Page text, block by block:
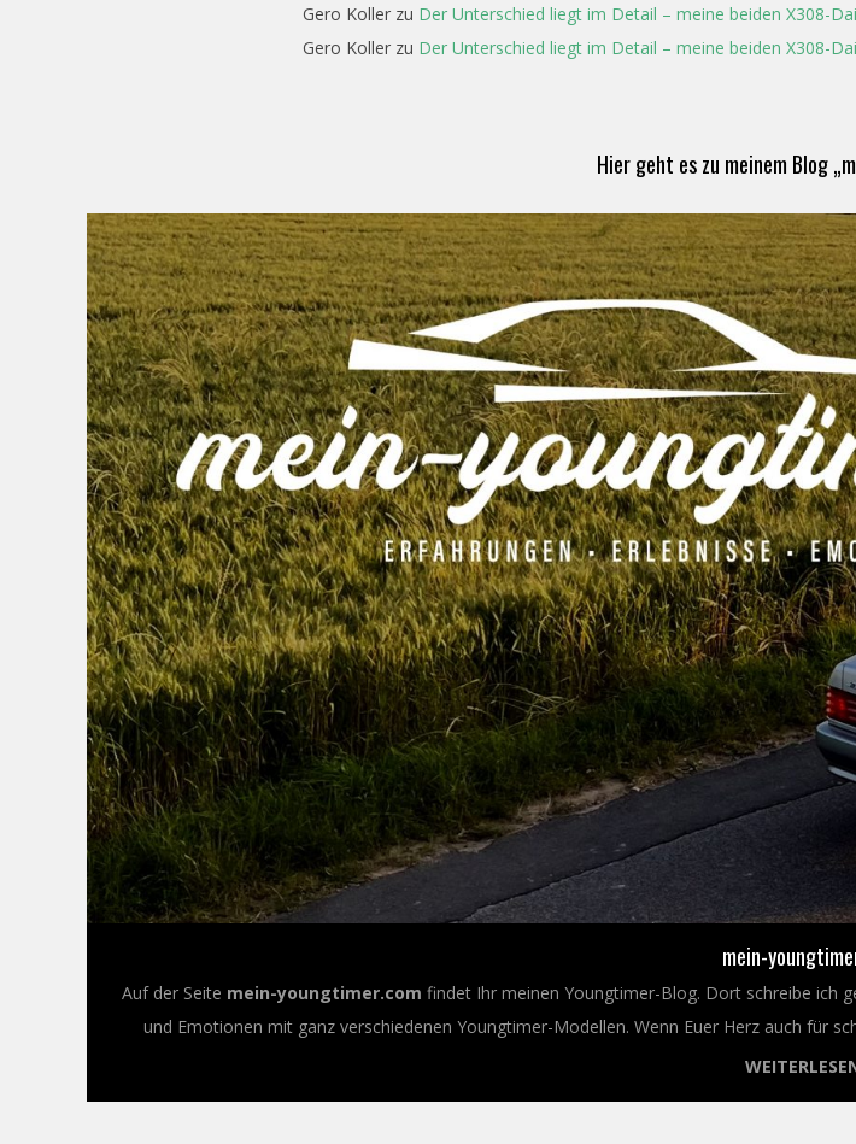
Gero Kollerzu Der Unterschied liegt im Detail – meine beiden X308-
Gero Kollerzu Der Unterschied liegt im Detail – meine beiden X308-
Hier geht es zu meinem Blog
mein-
Auf der Seite mein-youngtimer.com findet Ihr meinen Youngtimer-Blog. Dort schreibe ich
und Emotionen mit ganz verschiedenen Youngtimer-Modellen. Wenn Euer Herz auch für